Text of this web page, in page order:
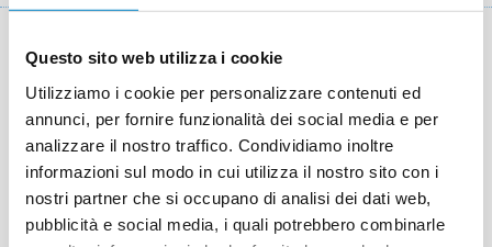
Questo sito web utilizza i cookie
Utilizziamo i cookie per personalizzare contenuti ed
annunci, per fornire funzionalità dei social media e per
analizzare il nostro traffico. Condividiamo inoltre
informazioni sul modo in cui utilizza il nostro sito con i
nostri partner che si occupano di analisi dei dati web,
pubblicità e social media, i quali potrebbero combinarle
di
Dettagli del progetto
Luogo Genova
Sistema
Triflex ProDetail
Triflex ProJoint+
Completamento 2017